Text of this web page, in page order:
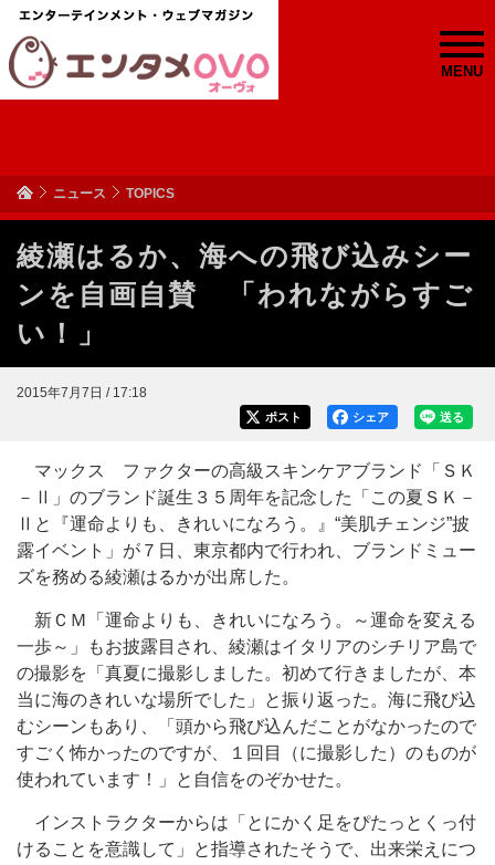
MENU
ニュース TOPICS
綾瀬はるか、海への飛び込みシー
ンを自画自賛 「われながらすご
い！」
2015年7月7日 / 17:18
送る
シェア
ポスト
マックス ファクターの高級スキンケアブランド「ＳＫ
－Ⅱ」のブランド誕生３５周年を記念した「この夏ＳＫ－
Ⅱと『運命よりも、きれいになろう。』“美肌チェンジ”披
露イベント」が７日、東京都内で行われ、ブランドミュー
ズを務める綾瀬はるかが出席した。
新ＣＭ「運命よりも、きれいになろう。～運命を変える
一歩～」もお披露目され、綾瀬はイタリアのシチリア島で
の撮影を「真夏に撮影しました。初めて行きましたが、本
当に海のきれいな場所でした」と振り返った。海に飛び込
むシーンもあり、「頭から飛び込んだことがなかったので
すごく怖かったのですが、１回目（に撮影した）のものが
使われています！」と自信をのぞかせた。
インストラクターからは「とにかく足をぴたっとくっ付
けることを意識して」と指導されたそうで、出来栄えにつ